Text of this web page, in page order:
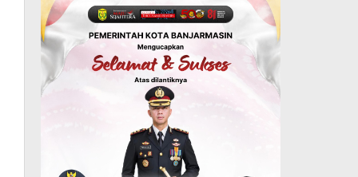
Dinas PUPR Kalsel Pembangunan
Tindak Lanjut
Pascakecelakaan Maut,
Pemerintah Janji
Tingkatkan Fasilitas
Keselamatan Jalan
Alternatif Banjarbaru–